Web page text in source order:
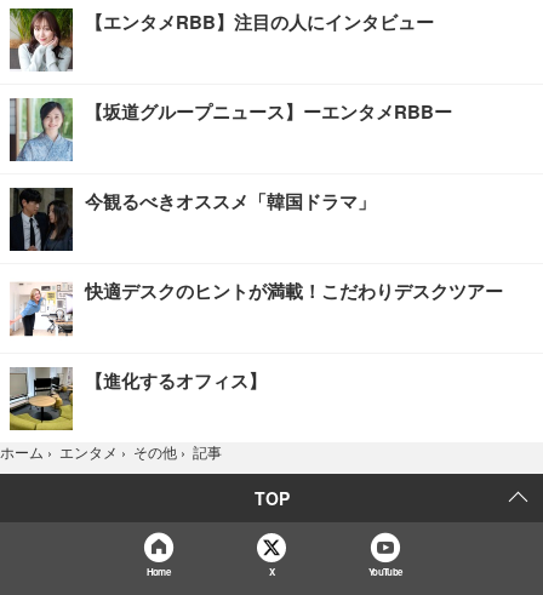
【エンタメRBB】注目の人にインタビュー
【坂道グループニュース】ーエンタメRBBー
今観るべきオススメ「韓国ドラマ」
快適デスクのヒントが満載！こだわりデスクツアー
【進化するオフィス】
ホーム › エンタメ › その他 › 記事
TOP
Home X YouTube